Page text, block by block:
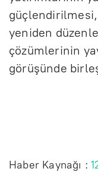
yeniden
çözümlerinin
görüşünde
Haber Kaynağı :